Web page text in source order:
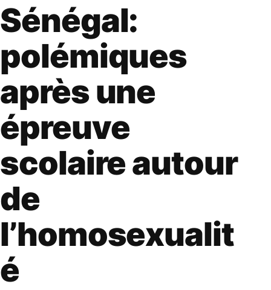
Sénégal:
polémiques
après une
épreuve
scolaire autour
de
l’homosexualit
é